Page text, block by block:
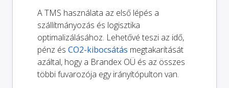
A TMS használata az első lépés a
szállítmányozás és logisztika
optimalizálásához. Lehetővé teszi az idő,
pénz és CO2-kibocsátás megtakarítását
azáltal, hogy a Brandex OÜ és az összes
többi fuvarozója egy irányítópulton van.